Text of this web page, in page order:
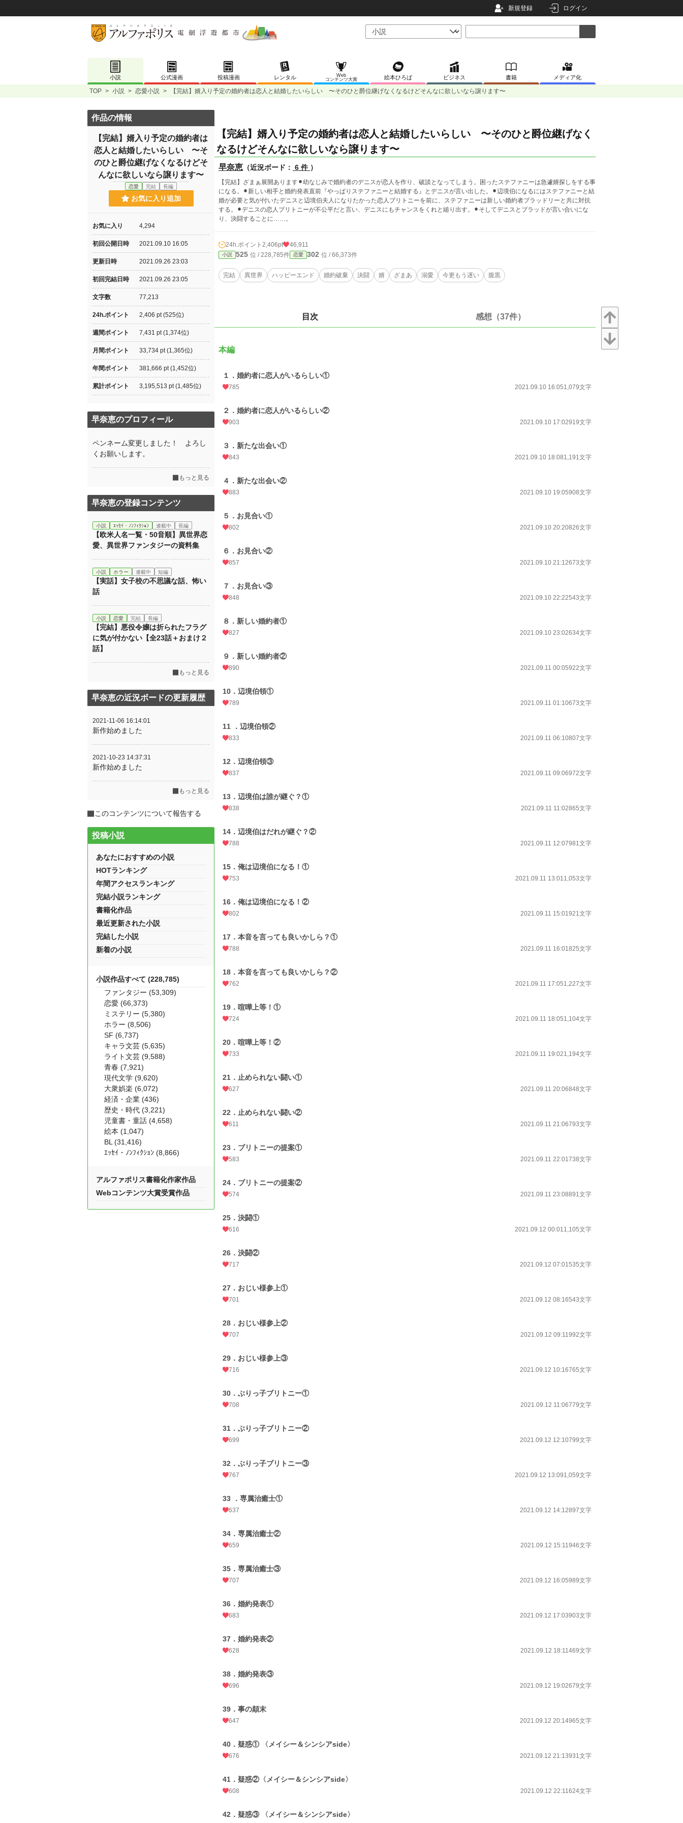
新規登録 ログイン
小説 公式漫画 投稿漫画 レンタル
Web
コンテンツ大賞
絵本ひろば ビジネス 書籍 メディア化
TOP > 小説 > 恋愛小説 > 【完結】婿入り予定の婚約者は恋人と結婚したいらしい 〜そのひと爵位継げなくなるけどそんなに欲しいなら譲ります〜
【完結】婿入り予定の婚約者は恋人と結婚したいらしい 〜そのひと爵位継げなく
なるけどそんなに欲しいなら譲ります〜
早奈恵 （近況ボード： 6 件 ）
【完結】ざまぁ展開あります⚫︎幼なじみで婚約者のデニスが恋人を作り、破談となってしまう。困ったステファニーは急遽婿探しをする事
になる。⚫︎新しい相手と婚約発表直前『やっぱりステファニーと結婚する』とデニスが言い出した。⚫︎辺境伯になるにはステファニーと結
婚が必要と気が付いたデニスと辺境伯夫人になりたかった恋人ブリトニーを前に、ステファニーは新しい婚約者ブラッドリーと共に対抗
する。⚫︎デニスの恋人ブリトニーが不公平だと言い、デニスにもチャンスをくれと縋り出す。⚫︎そしてデニスとブラッドが言い合いにな
り、決闘することに……。
24h.ポイント 2,406pt 46,911
小説 525 位 / 228,785件 恋愛 302 位 / 66,373件
完結 異世界 ハッピーエンド 婚約破棄 決闘 婿 ざまあ 溺愛 今更もう遅い 腹黒
目次 感想（37件）
本編
１．婚約者に恋人がいるらしい①
785 2021.09.10 16:051,079文字
２．婚約者に恋人がいるらしい②
903 2021.09.10 17:02919文字
３．新たな出会い①
843 2021.09.10 18:081,191文字
４．新たな出会い②
883 2021.09.10 19:05908文字
５．お見合い①
802 2021.09.10 20:20826文字
６．お見合い②
857 2021.09.10 21:12673文字
７．お見合い③
848 2021.09.10 22:22543文字
８．新しい婚約者①
827 2021.09.10 23:02634文字
９．新しい婚約者②
890 2021.09.11 00:05922文字
10．辺境伯領①
789 2021.09.11 01:10673文字
11 ．辺境伯領②
833 2021.09.11 06:10807文字
12．辺境伯領③
837 2021.09.11 09:06972文字
13．辺境伯は誰が継ぐ？①
838 2021.09.11 11:02865文字
14．辺境伯はだれが継ぐ？②
788 2021.09.11 12:07981文字
15．俺は辺境伯になる！①
753 2021.09.11 13:011,053文字
16．俺は辺境伯になる！②
802 2021.09.11 15:01921文字
17．本音を言っても良いかしら？①
788 2021.09.11 16:01825文字
18．本音を言っても良いかしら？②
762 2021.09.11 17:051,227文字
19．喧嘩上等！①
724 2021.09.11 18:051,104文字
20．喧嘩上等！②
733 2021.09.11 19:021,194文字
21．止められない闘い①
627 2021.09.11 20:06848文字
22．止められない闘い②
611 2021.09.11 21:06793文字
23．ブリトニーの提案①
583 2021.09.11 22:01738文字
24．ブリトニーの提案②
574 2021.09.11 23:08891文字
25．決闘①
616 2021.09.12 00:011,105文字
26．決闘②
717 2021.09.12 07:01535文字
27．おじい様参上①
701 2021.09.12 08:16543文字
28．おじい様参上②
707 2021.09.12 09:11992文字
29．おじい様参上③
716 2021.09.12 10:16765文字
30．ぶりっ子ブリトニー①
708 2021.09.12 11:06779文字
31．ぶりっ子ブリトニー②
699 2021.09.12 12:10799文字
32．ぶりっ子ブリトニー③
767 2021.09.12 13:091,059文字
33 ．専属治癒士①
637 2021.09.12 14:12897文字
34．専属治癒士②
659 2021.09.12 15:11946文字
35．専属治癒士③
707 2021.09.12 16:05989文字
36．婚約発表①
683 2021.09.12 17:03903文字
37．婚約発表②
628 2021.09.12 18:11469文字
38．婚約発表③
696 2021.09.12 19:02679文字
39．事の顛末
647 2021.09.12 20:14965文字
40．疑惑① 〈メイシー＆シンシアside〉
676 2021.09.12 21:13931文字
41．疑惑②〈メイシー＆シンシアside〉
608 2021.09.12 22:11624文字
42．疑惑③ 〈メイシー＆シンシアside〉
作品の情報
【完結】婿入り予定の婚約者は
恋人と結婚したいらしい 〜そ
のひと爵位継げなくなるけどそ
んなに欲しいなら譲ります〜
恋愛 完結 長編
お気に入り追加
お気に入り 4,294
初回公開日時 2021.09.10 16:05
更新日時 2021.09.26 23:03
初回完結日時 2021.09.26 23:05
文字数 77,213
24h.ポイント 2,406 pt (525位)
週間ポイント 7,431 pt (1,374位)
月間ポイント 33,734 pt (1,365位)
年間ポイント 381,666 pt (1,452位)
累計ポイント 3,195,513 pt (1,485位)
早奈恵のプロフィール
ペンネーム変更しました！ よろし
くお願いします。
もっと見る
早奈恵の登録コンテンツ
小説 ｴｯｾｲ・ﾉﾝﾌｨｸｼｮﾝ 連載中 長編
【欧米人名一覧・50音順】異世界恋
愛、異世界ファンタジーの資料集
小説 ホラー 連載中 短編
【実話】女子校の不思議な話、怖い
話
小説 恋愛 完結 長編
【完結】悪役令嬢は折られたフラグ
に気が付かない【全23話＋おまけ２
話】
もっと見る
早奈恵の近況ボードの更新履歴
2021-11-06 16:14:01
新作始めました
2021-10-23 14:37:31
新作始めました
もっと見る
このコンテンツについて報告する
投稿小説
あなたにおすすめの小説
HOTランキング
年間アクセスランキング
完結小説ランキング
書籍化作品
最近更新された小説
完結した小説
新着の小説
小説作品すべて (228,785)
ファンタジー (53,309)
恋愛 (66,373)
ミステリー (5,380)
ホラー (8,506)
SF (6,737)
キャラ文芸 (5,635)
ライト文芸 (9,588)
青春 (7,921)
現代文学 (9,620)
大衆娯楽 (6,072)
経済・企業 (436)
歴史・時代 (3,221)
児童書・童話 (4,658)
絵本 (1,047)
BL (31,416)
ｴｯｾｲ・ﾉﾝﾌｨｸｼｮﾝ (8,866)
アルファポリス書籍化作家作品
Webコンテンツ大賞受賞作品